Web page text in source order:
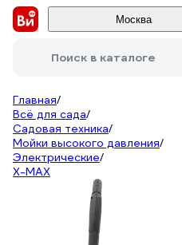
Москва
Поиск в каталоге
Главная/
Всё для сада/
Садовая техника/
Мойки высокого давления/
Электрические/
X-MAX